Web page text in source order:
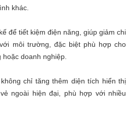
khác.
để tiết kiệm điện năng, giúp giảm chi
môi trường, đặc biệt phù hợp cho
doanh nghiệp.
chỉ tăng thêm diện tích hiển thị
ngoài hiện đại, phù hợp với nhiều